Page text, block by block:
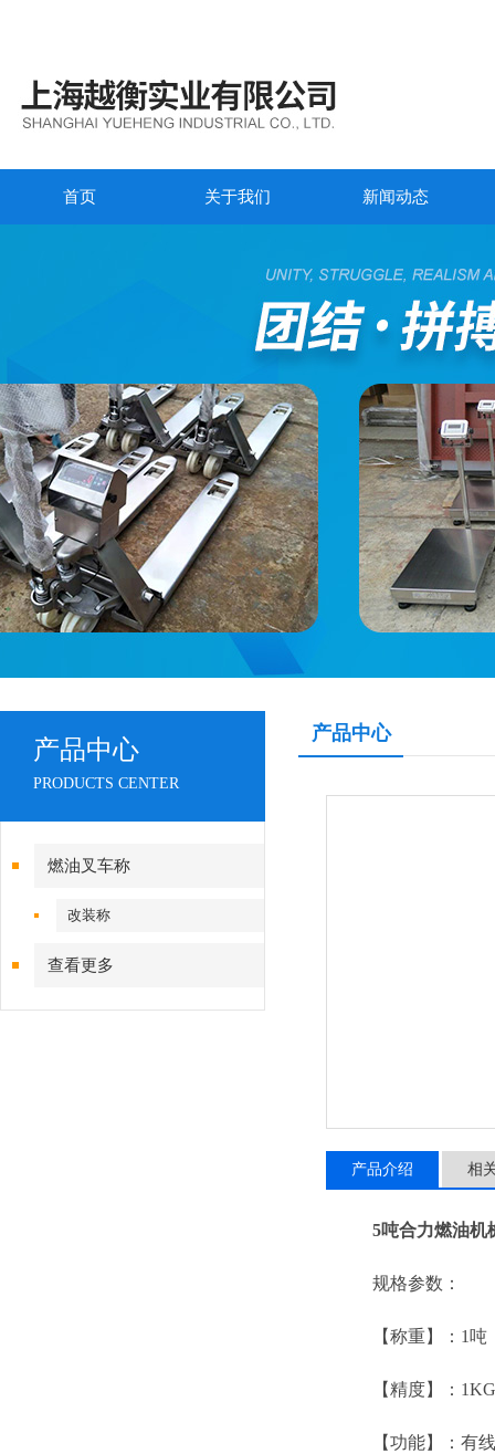
首页 关于我们 新闻动态
产品中心
PRODUCTS CENTER
燃油叉车称
改装称
查看更多
产品中心
产品介绍 相
5吨合力燃油机
规格参数：
【称重】：1吨，
【精度】：1KG
【功能】：有线